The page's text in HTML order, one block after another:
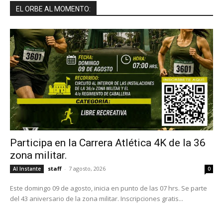
EL ORBE AL MOMENTO:
Participa en la Carrera Atlética 4K de la 36
zona militar.
Al Instante staff - 7 agosto, 2026 0
Este domingo 09 de agosto, inicia en punto de las 07 hrs. Se parte
del 43 aniversario de la zona militar. Inscripciones gratis...